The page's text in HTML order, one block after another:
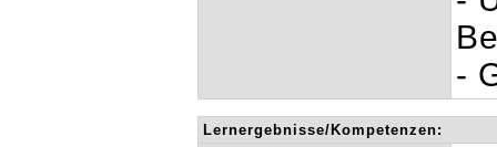
-
Lernergebnisse/Kompetenzen: